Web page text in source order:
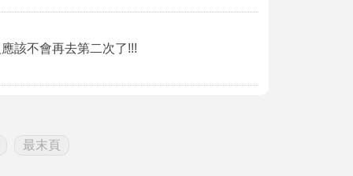
該不會再去第二次了!!!
最末頁